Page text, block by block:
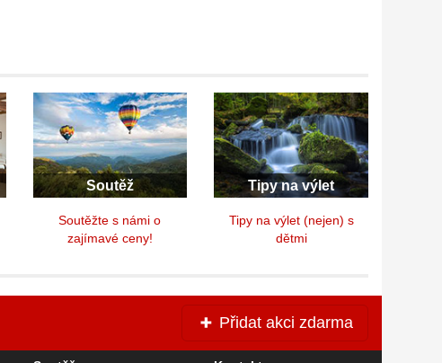
Soutěž
Soutěžte s námi o
zajímavé ceny!
Tipy na výlet
Tipy na výlet (nejen) s
dětmi
Přidat akci zdarma